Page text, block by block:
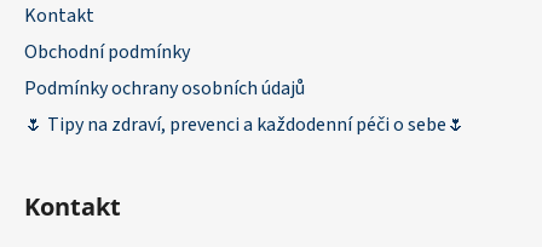
Kontakt
Obchodní podmínky
Podmínky ochrany osobních údajů
🌷 Tipy na zdraví, prevenci a každodenní péči o sebe🌷
Kontakt